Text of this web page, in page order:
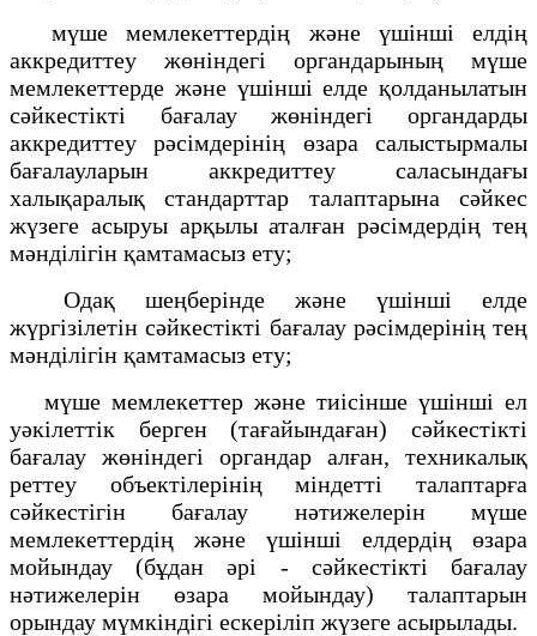
мүше мемлекеттердің және үшінші елдің
аккредиттеу жөніндегі органдарының мүше
мемлекеттерде және үшінші елде қолданылатын
сәйкестікті бағалау жөніндегі органдарды
аккредиттеу рәсімдерінің өзара салыстырмалы
бағалауларын аккредиттеу саласындағы
халықаралық стандарттар талаптарына сәйкес
жүзеге асыруы арқылы аталған рәсімдердің тең
мәнділігін қамтамасыз ету;
Одақ шеңберінде және үшінші елде
жүргізілетін сәйкестікті бағалау рәсімдерінің тең
мәнділігін қамтамасыз ету;
мүше мемлекеттер және тиісінше үшінші ел
уәкілеттік берген (тағайындаған) сәйкестікті
бағалау жөніндегі органдар алған, техникалық
реттеу объектілерінің міндетті талаптарға
сәйкестігін бағалау нәтижелерін мүше
мемлекеттердің және үшінші елдердің өзара
мойындау (бұдан әрі - сәйкестікті бағалау
нәтижелерін өзара мойындау) талаптарын
орындау мүмкіндігі ескеріліп жүзеге асырылады.